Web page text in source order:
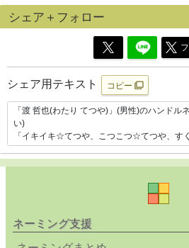
シェア＋フォロー
シェア用テキスト コピー
ネーミング支援